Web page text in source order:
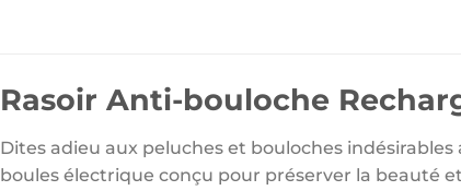
Rasoir Anti-bouloche
Dites adieu aux peluches et bouloches indésirables
boules électrique conçu pour préserver la beauté